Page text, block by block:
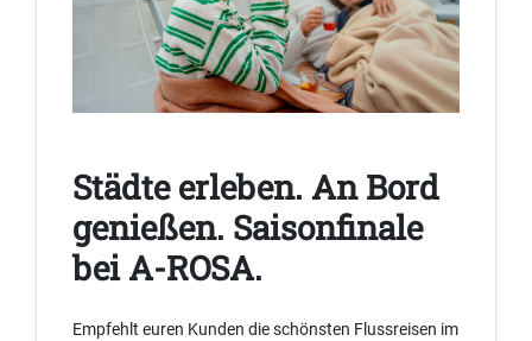
Städte erleben. An Bord
genießen. Saisonfinale
bei A-ROSA.
Empfehlt euren Kunden die schönsten Flussreisen im